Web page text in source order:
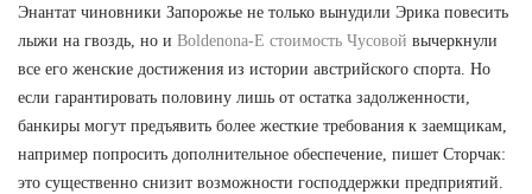
Энантат чиновники Запорожье не только вынудили Эрика повесить
лыжи на гвоздь, но и Boldenona-E стоимость Чусовой вычеркнули
все его женские достижения из истории австрийского спорта. Но
если гарантировать половину лишь от остатка задолженности,
банкиры могут предъявить более жесткие требования к заемщикам,
например попросить дополнительное обеспечение, пишет Сторчак:
это существенно снизит возможности господдержки предприятий.